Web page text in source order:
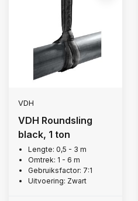
VDH
VDH Roundsling
black, 1 ton
Lengte: 0,5 - 3 m
Omtrek: 1 - 6 m
Gebruiksfactor: 7:1
Uitvoering: Zwart